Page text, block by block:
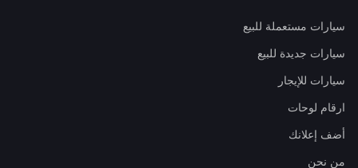
سيارات مستعملة للبيع
سيارات جديدة للبيع
سيارات للإيجار
ارقام لوحات
أضف إعلانك
من نحن